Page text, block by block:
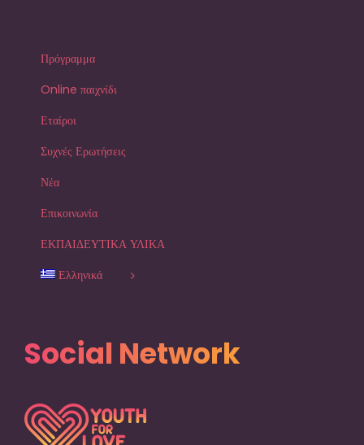
Πρόγραμμα
Online παιχνίδι
Εταίροι
Συχνές Ερωτήσεις
Νέα
Επικοινωνία
ΕΚΠΑΙΔΕΥΤΙΚΑ ΥΛΙΚΑ
Ελληνικά
Social Network